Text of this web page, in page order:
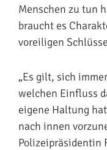
Menschen zu tun
braucht es
voreiligen
„Es gilt, sich
welchen Einfluss
eigene Haltung
nach innen
Polizeipräsidentin